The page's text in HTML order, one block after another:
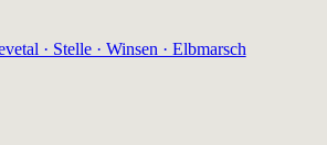
· Stelle · Winsen · Elbmarsch